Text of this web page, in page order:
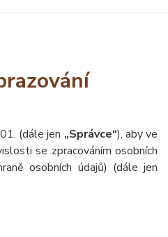
(dále jen „Správce“), aby ve
se zpracováním osobních
osobních údajů) (dále jen